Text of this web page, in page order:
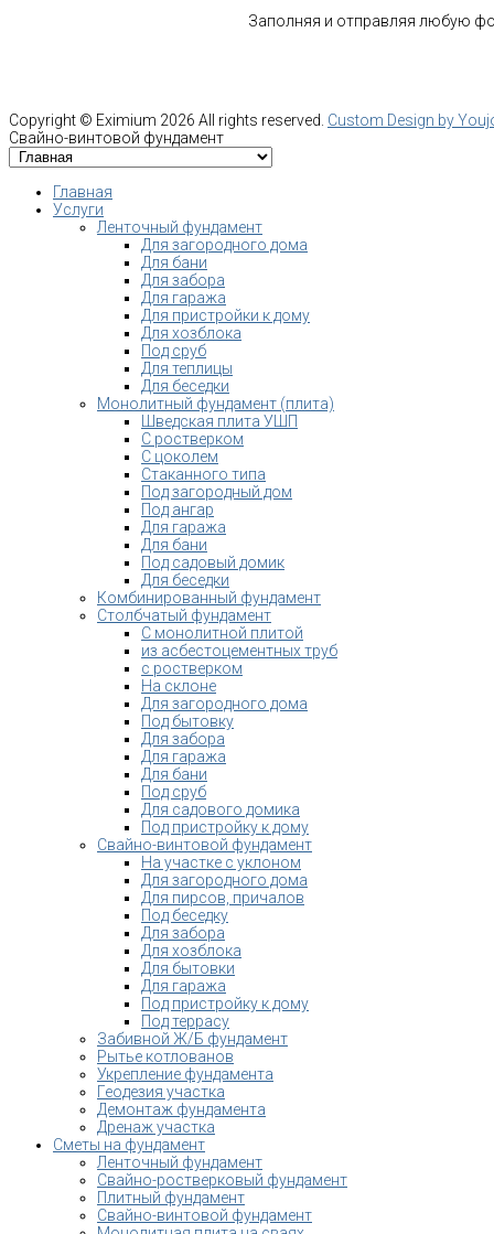
Заполняя и отправляя любую
Copyright © Eximium 2026 All rights reserved. Custom Design by
Свайно-винтовой фундамент
Главная
Услуги
Ленточный фундамент
Для загородного дома
Для бани
Для забора
Для гаража
Для пристройки к дому
Для хозблока
Под сруб
Для теплицы
Для беседки
Монолитный фундамент (плита)
Шведская плита УШП
С ростверком
С цоколем
Стаканного типа
Под загородный дом
Под ангар
Для гаража
Для бани
Под садовый домик
Для беседки
Комбинированный фундамент
Столбчатый фундамент
С монолитной плитой
из асбестоцементных труб
с ростверком
На склоне
Для загородного дома
Под бытовку
Для забора
Для гаража
Для бани
Под сруб
Для садового домика
Под пристройку к дому
Свайно-винтовой фундамент
На участке с уклоном
Для загородного дома
Для пирсов, причалов
Под беседку
Для забора
Для хозблока
Для бытовки
Для гаража
Под пристройку к дому
Под террасу
Забивной Ж/Б фундамент
Рытье котлованов
Укрепление фундамента
Геодезия участка
Демонтаж фундамента
Дренаж участка
Сметы на фундамент
Ленточный фундамент
Свайно-ростверковый фундамент
Плитный фундамент
Свайно-винтовой фундамент